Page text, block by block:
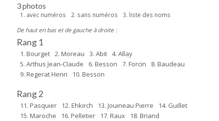
3 photos
1. avec numéros 2. sans numéros
3. liste des noms
De haut en bas et de gauche à droite :
Rang 1
1. Bourget 2. Moreau 3. Abit 4. Allay
5. Arthus Jean-Claude
6. Besson 7. Forcin
8. Baudeau
9. Regerat Henri
10. Besson
Rang 2
11. Pasquier 12. Ehkirch 13. Jouineau Pierre
14. Guillet
15. Maroche
16. Pelletier 17. Raux
18. Briand